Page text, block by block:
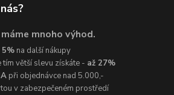
mnoho výhod.
5% na další nákupy
tím větší slevu získáte - až 27%
při objednávce nad 5.000,-
v zabezpečeném prostředí